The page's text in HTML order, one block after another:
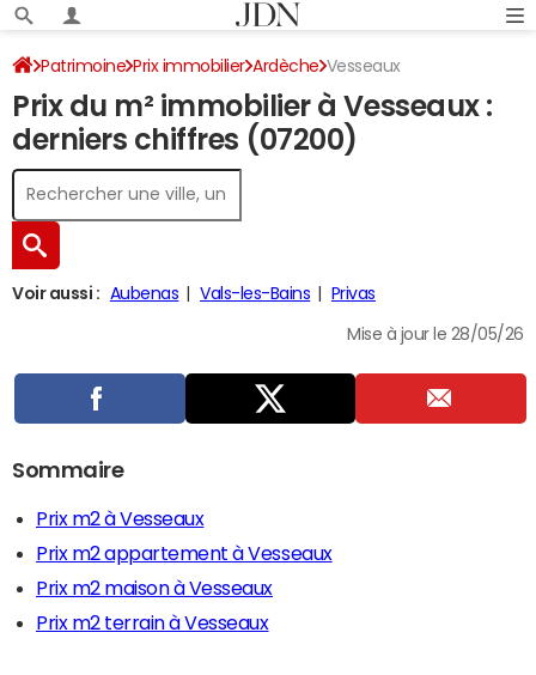
Patrimoine Prix immobilier Ardèche Vesseaux
Prix du m² immobilier à Vesseaux :
derniers chiffres (07200)
Voir aussi : Aubenas Vals-les-Bains Privas
Mise à jour le 28/05/26
Sommaire
Prix m2 à Vesseaux
Prix m2 appartement à Vesseaux
Prix m2 maison à Vesseaux
Prix m2 terrain à Vesseaux